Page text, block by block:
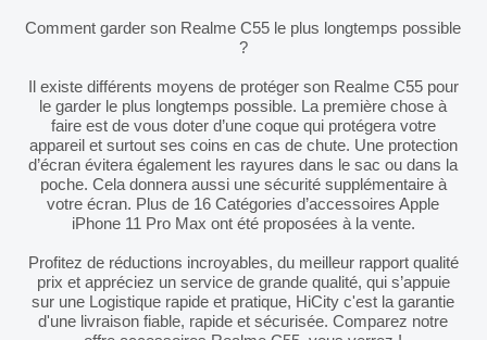
Comment garder son Realme C55 le plus longtemps possible
?
Il existe différents moyens de protéger son Realme C55 pour
le garder le plus longtemps possible. La première chose à
faire est de vous doter d’une coque qui protégera votre
appareil et surtout ses coins en cas de chute. Une protection
d’écran évitera également les rayures dans le sac ou dans la
poche. Cela donnera aussi une sécurité supplémentaire à
votre écran. Plus de 16 Catégories d’accessoires Apple
iPhone 11 Pro Max ont été proposées à la vente.
Profitez de réductions incroyables, du meilleur rapport qualité
prix et appréciez un service de grande qualité, qui s’appuie
sur une Logistique rapide et pratique, HiCity c'est la garantie
d'une livraison fiable, rapide et sécurisée. Comparez notre